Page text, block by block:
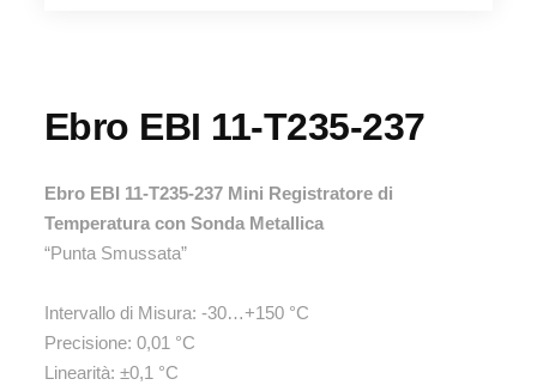
Ebro EBI 11-T235-237
Ebro EBI 11-T235-237 Mini Registratore di
Temperatura con Sonda Metallica
“Punta Smussata”
Intervallo di Misura: -30…+150 °C
Precisione: 0,01 °C
Linearità: ±0,1 °C